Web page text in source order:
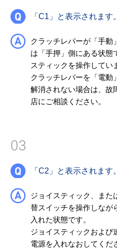
「C1」と表示されます。
クラッチレバーが「手動
は「手押」側にある状態
スティックを操作してい
クラッチレバーを「電動
解消されない場合は、故
店にご相談ください。
03
「C2」と表示されます。
ジョイスティック、また
替スイッチを操作しなが
入れた状態です。
ジョイスティックおよび
電源を入れなおしてくだ